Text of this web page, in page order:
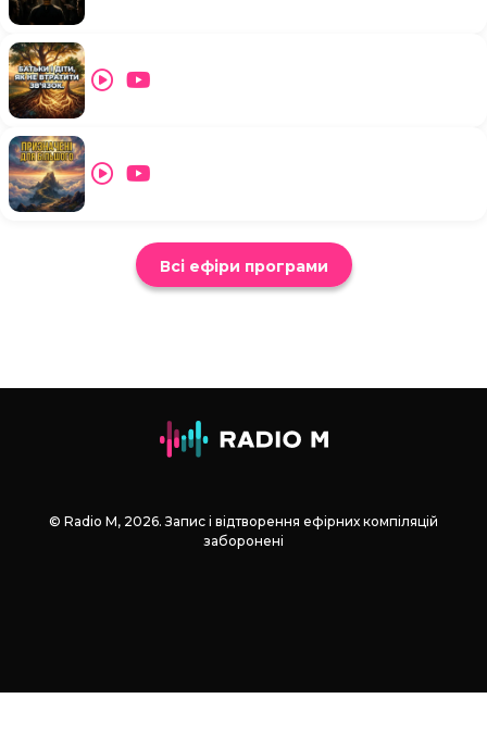
Всі ефіри програми
© Radio М, 2026. Запис і відтворення ефірних компіляцій
заборонені